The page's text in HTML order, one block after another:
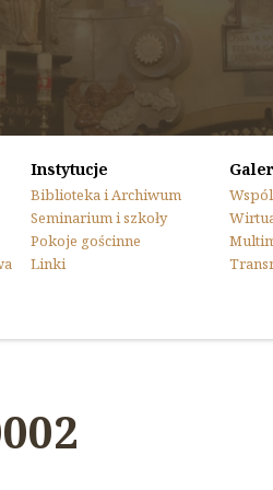
Instytucje
Biblioteka i Archiwum
Seminarium i szkoły
Pokoje gościnne
Linki